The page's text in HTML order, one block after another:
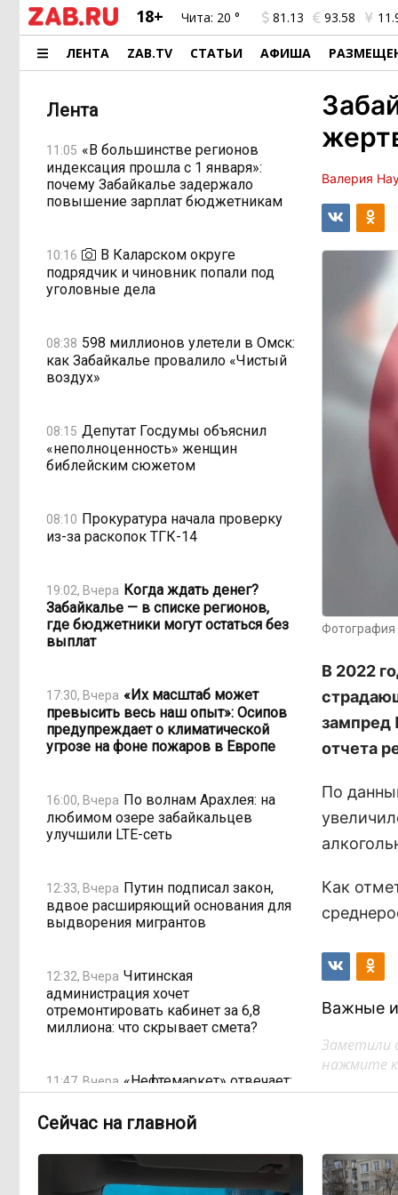
18+ Чита: 20 ° 81.13 93.58
ЛЕНТА ZAB.TV СТАТЬИ АФИША
Лента
11:05 «В большинстве регионов
индексация прошла с 1 января»:
почему Забайкалье задержало
повышение зарплат бюджетникам
10:16
В Каларском округе
подрядчик и чиновник попали под
уголовные дела
08:38 598 миллионов улетели в Омск:
как Забайкалье провалило «Чистый
воздух»
08:15 Депутат Госдумы объяснил
«неполноценность» женщин
библейским сюжетом
08:10 Прокуратура начала проверку
из-за раскопок ТГК-14
19:02, Вчера Когда ждать денег?
Забайкалье — в списке регионов,
где бюджетники могут остаться без
выплат
17:30, Вчера «Их масштаб может
превысить весь наш опыт»: Осипов
предупреждает о климатической
угрозе на фоне пожаров в Европе
16:00, Вчера По волнам Арахлея: на
любимом озере забайкальцев
улучшили LTE-сеть
12:33, Вчера Путин подписал закон,
вдвое расширяющий основания для
выдворения мигрантов
12:32, Вчера Читинская
администрация хочет
отремонтировать кабинет за 6,8
миллиона: что скрывает смета?
11:47, Вчера «Нефтемаркет» отвечает:
региональные власти неточно
изложили ситуацию с топливным
кризисом
09:33, Вчера Учителя в Забайкалье
Валерия
Фотография
В 2022
зампред
отчета
По
Как
Важные
Заметили
нажмите
Сейчас на главной